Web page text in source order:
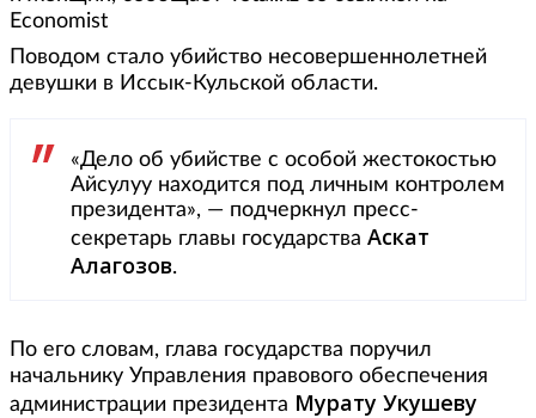
Economist
Поводом стало убийство несовершеннолетней
девушки в Иссык-Кульской области.
«Дело об убийстве с особой жестокостью
Айсулуу находится под личным контролем
президента», — подчеркнул пресс-
секретарь главы государства Аскат
Алагозов.
По его словам, глава государства поручил
начальнику Управления правового обеспечения
администрации президента Мурату Укушеву